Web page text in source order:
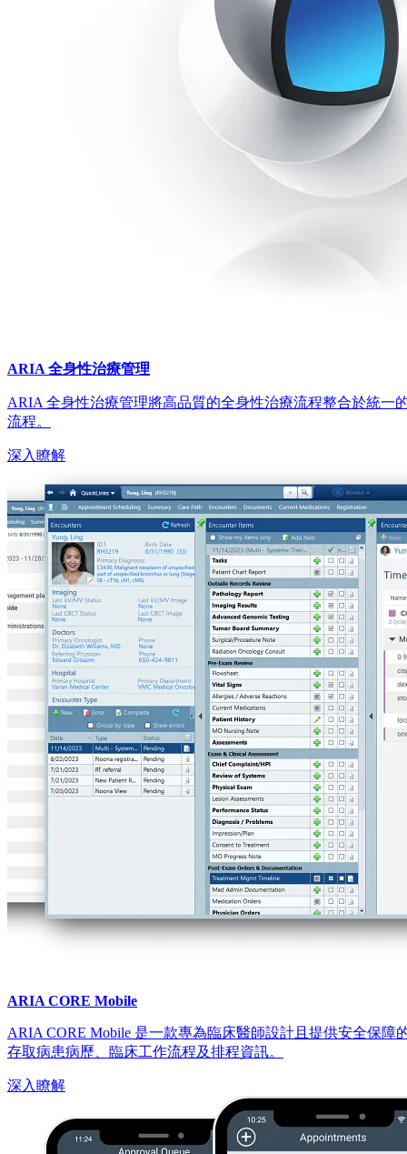
ARIA 全身性治療管理
ARIA 全身性治療管理將高品質的全身性治療流程整合於統一
流程。
深入瞭解
ARIA CORE Mobile
ARIA CORE Mobile 是一款專為臨床醫師設計且提供安全保障
存取病患病歷、臨床工作流程及排程資訊。
深入瞭解